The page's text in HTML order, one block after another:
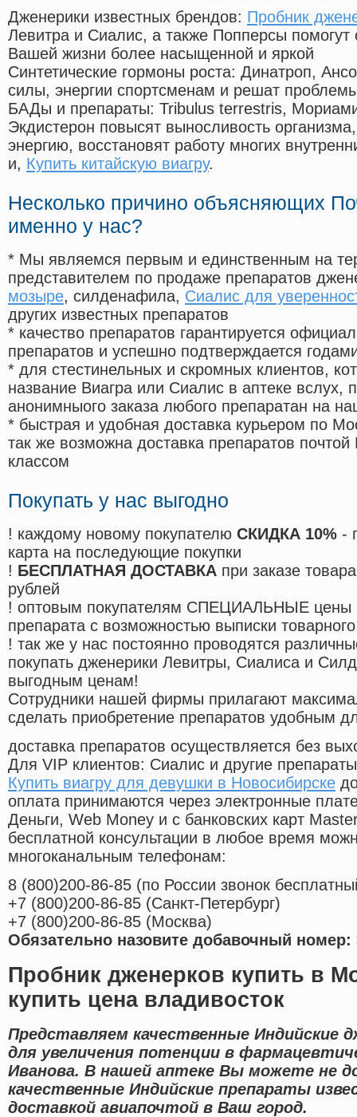
Дженерики известных брендов: Пробник
Левитра и Сиалис, а также Попперсы помогут
Вашей жизни более насыщенной и яркой
Синтетические гормоны роста: Динатроп,
силы, энергии спортсменам и решат
БАДы и препараты: Tribulus terrestris,
Экдистерон повысят выносливость
энергию, восстановят работу многих
и, Купить китайскую виагру.
Несколько причино объясняющих
именно у нас?
* Мы являемся первым и единственным на
представителем по продаже препаратов
мозыре, силденафила, Сиалис для
других известных препаратов
* качество препаратов гарантируется
препаратов и успешно подтверждается
* для стестинельных и скромных клиентов,
название Виагра или Сиалис в аптеке вслух,
анонимныого заказа любого препаратан на
* быстрая и удобная доставка курьером по
так же возможна доставка препаратов
классом
Покупать у нас выгодно
! каждому новому покупателю СКИДКА 10% -
карта на последующие покупки
! БЕСПЛАТНАЯ ДОСТАВКА при заказе
рублей
! оптовым покупателям СПЕЦИАЛЬНЫЕ цены
препарата с возможностью выписки
! так же у нас постоянно проводятся
покупать дженерики Левитры, Сиалиса и
выгодным ценам!
Cотрудники нашей фирмы прилагают
сделать приобретение препаратов удобным
доставка препаратов осуществляется без
Для VIP клиентов: Сиалис и другие
Купить виагру для девушки в Новосибирске
оплата принимаются через электронные
Деньги, Web Money и с банковских карт
бесплатной консультации в любое время
многоканальным телефонам:
8 (800)200-86-85 (по России звонок
+7 (800)200-86-85 (Санкт-Петербург)
+7 (800)200-86-85 (Москва)
Обязательно назовите добавочный номер:
Пробник дженерков купить в
купить цена владивосток
Представляем качественные Индийские
для увеличения потенции в
Иванова. В нашей аптеке Вы можете не
качественные Индийские препараты
доставкой авиапочтой в Ваш город.